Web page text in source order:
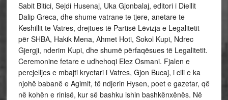
Sabit Bitici, Sejdi Husenaj, Uka Gjonbalaj, editori i Diellit
Dalip Greca, dhe shume vatrane te tjere, anetare te
Keshillit te Vatres, drejtues të Partisë Lëvizja e Legalitetit
për SHBA, Hakik Mena, Ahmet Hoti, Sokol Kupi, Ndrec
Gjergji, nderim Kupi, dhe shumë përfaqësues të Legalitetit.
Ceremonine fetare e udhehoqi Elez Osmani. Fjalen e
percjelljes e mbajti kryetari i Vatres, Gjon Bucaj, i cili e ka
njohë babanë e Agimit, të ndjerin Hysen, poet e gazetar, që
në kohën e rinisë, kur së bashku ishin bashkënxënës. Në